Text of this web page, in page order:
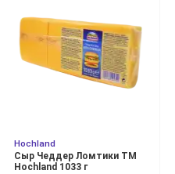
Hochland
Сыр Чеддер Ломтики ТМ
Hochland 1033 г